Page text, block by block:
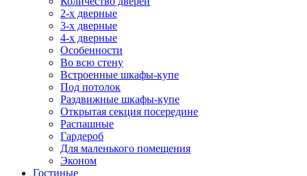
2-х дверные
3-х дверные
4-х дверные
Особенности
Во всю стену
Встроенные шкафы-купе
Под потолок
Раздвижные шкафы-купе
Открытая секция посередине
Распашные
Гардероб
Для маленького помещения
Эконом
Гостиные